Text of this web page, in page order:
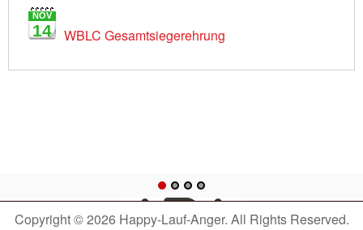
NOV
14 WBLC Gesamtsiegerehrung
Copyright © 2026 Happy-Lauf-Anger. All Rights Reserved.